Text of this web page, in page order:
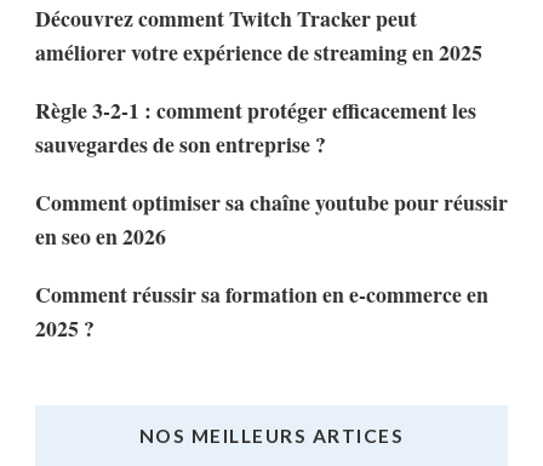
Découvrez comment Twitch Tracker peut
améliorer votre expérience de streaming en 2025
Règle 3-2-1 : comment protéger efficacement les
sauvegardes de son entreprise ?
Comment optimiser sa chaîne youtube pour réussir
en seo en 2026
Comment réussir sa formation en e-commerce en
2025 ?
NOS MEILLEURS ARTICES